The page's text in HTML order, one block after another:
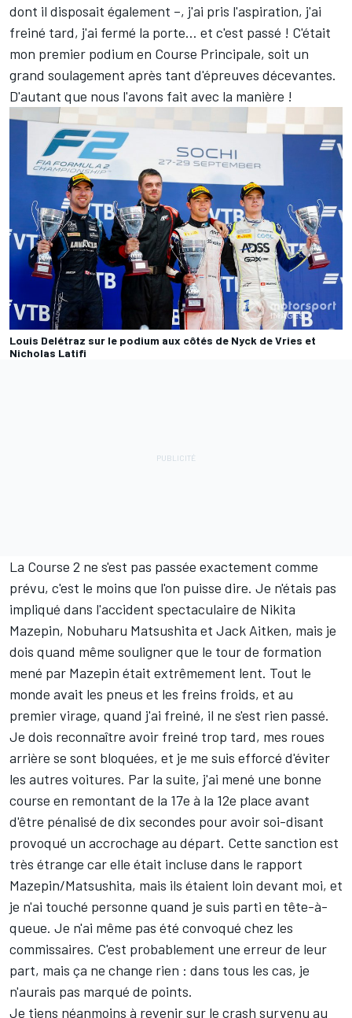
dont il disposait également –, j'ai pris l'aspiration, j'ai
freiné tard, j'ai fermé la porte… et c'est passé ! C'était
mon premier podium en Course Principale, soit un
grand soulagement après tant d'épreuves décevantes.
D'autant que nous l'avons fait avec la manière !
Louis Delétraz sur le podium aux côtés de Nyck de Vries et
Nicholas Latifi
La Course 2 ne s'est pas passée exactement comme
prévu, c'est le moins que l'on puisse dire. Je n'étais pas
impliqué dans l'accident spectaculaire de Nikita
Mazepin, Nobuharu Matsushita et Jack Aitken, mais je
dois quand même souligner que le tour de formation
mené par Mazepin était extrêmement lent. Tout le
monde avait les pneus et les freins froids, et au
premier virage, quand j'ai freiné, il ne s'est rien passé.
Je dois reconnaître avoir freiné trop tard, mes roues
arrière se sont bloquées, et je me suis efforcé d'éviter
les autres voitures. Par la suite, j'ai mené une bonne
course en remontant de la 17e à la 12e place avant
d'être pénalisé de dix secondes pour avoir soi-disant
provoqué un accrochage au départ. Cette sanction est
très étrange car elle était incluse dans le rapport
Mazepin/Matsushita, mais ils étaient loin devant moi, et
je n'ai touché personne quand je suis parti en tête-à-
queue. Je n'ai même pas été convoqué chez les
commissaires. C'est probablement une erreur de leur
part, mais ça ne change rien : dans tous les cas, je
n'aurais pas marqué de points.
Je tiens néanmoins à revenir sur le crash survenu au